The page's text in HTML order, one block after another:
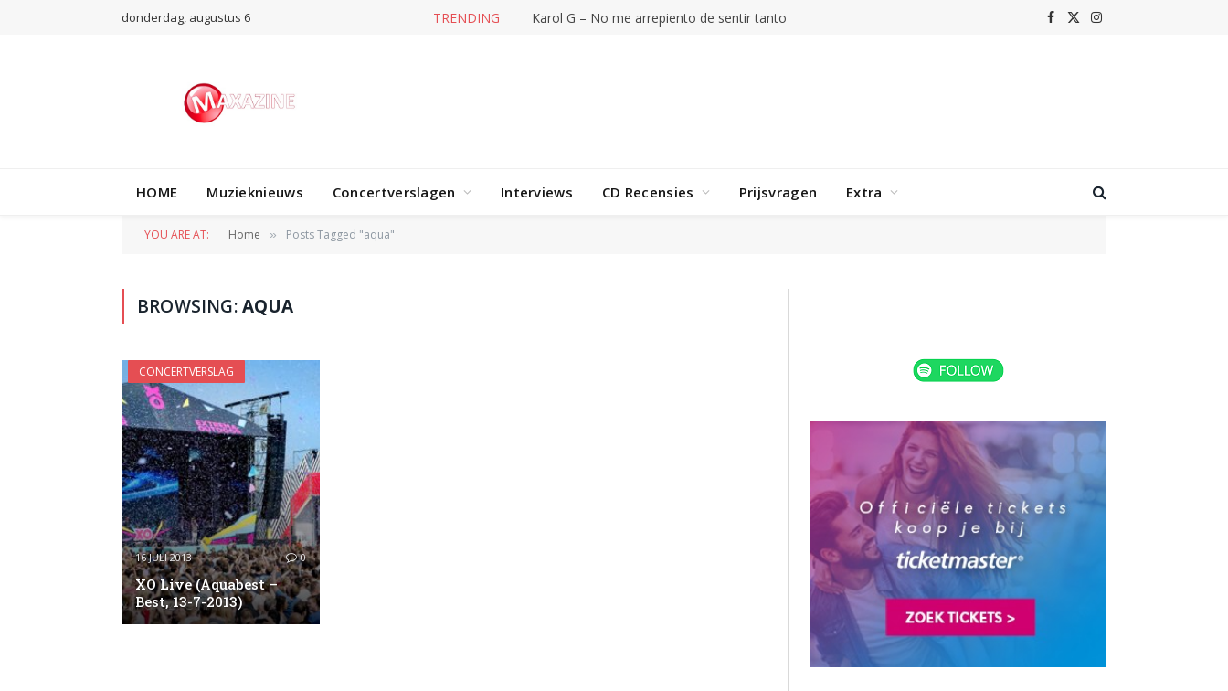
donderdag, augustus 6 TRENDING Karol G – No me arrepiento de sentir tanto Facebook
X
Instagram
HOME Muzieknieuws Concertverslagen Interviews CD Recensies Prijsvragen Extra
YOU ARE AT: Home » Posts Tagged "aqua"
BROWSING:AQUA
CONCERTVERSLAG
16 JULI 2013 0
XO Live (Aquabest –
Best, 13-7-2013)